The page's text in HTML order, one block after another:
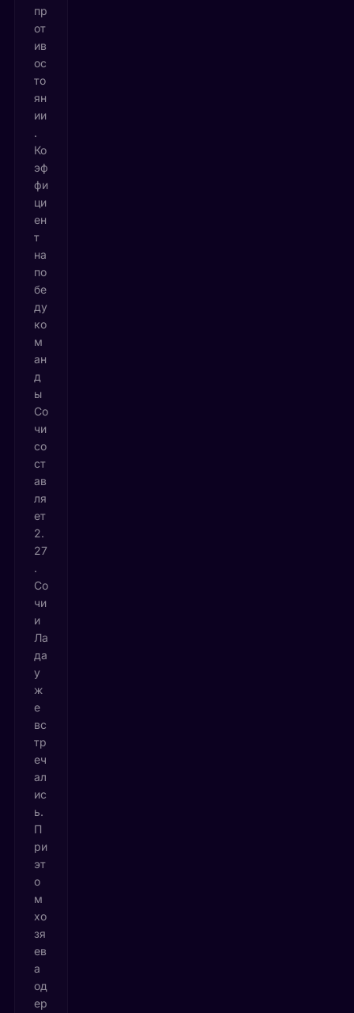
пр
от
ив
ос
то
ян
ии
.
Ко
эф
фи
ци
ен
т
на
по
бе
ду
ко
м
ан
д
ы
Со
чи
со
ст
ав
ля
ет
2.
27
.
Со
чи
и
Ла
да
у
ж
е
вс
тр
еч
ал
ис
ь.
П
ри
эт
о
м
хо
зя
ев
а
од
ер